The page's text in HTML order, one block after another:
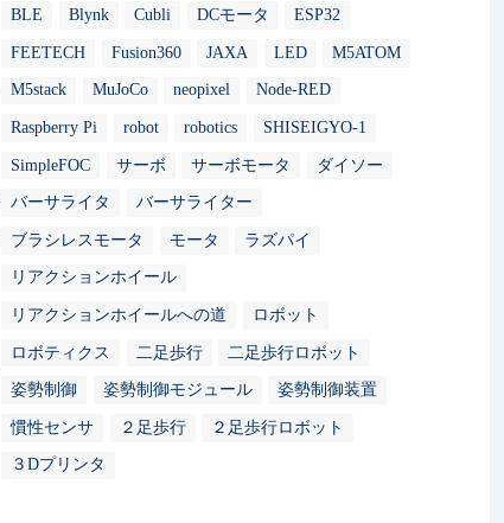
BLE Blynk Cubli DCモータ ESP32
FEETECH Fusion360 JAXA LED M5ATOM
M5stack MuJoCo neopixel Node-RED
Raspberry Pi robot robotics SHISEIGYO-1
SimpleFOC サーボ サーボモータ ダイソー
バーサライタ バーサライター
ブラシレスモータ モータ ラズパイ
リアクションホイール
リアクションホイールへの道 ロボット
ロボティクス 二足歩行 二足歩行ロボット
姿勢制御 姿勢制御モジュール 姿勢制御装置
慣性センサ ２足歩行 ２足歩行ロボット
３Dプリンタ